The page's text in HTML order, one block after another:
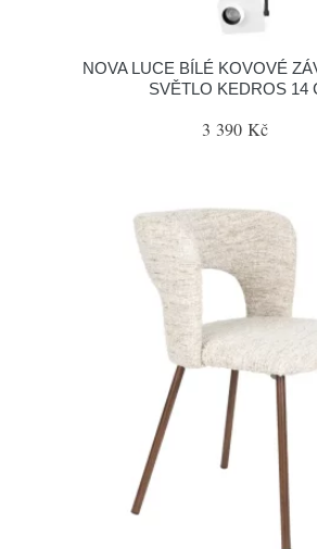
NOVA LUCE BÍLÉ KOVOVÉ
SVĚTLO KEDROS 14
3 390 Kč